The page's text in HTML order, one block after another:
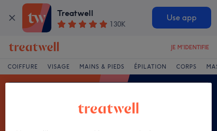
Treatwell
130K
Use app
JE M'IDENTIFIE
COIFFURE VISAGE MAINS & PIEDS ÉPILATION CORPS